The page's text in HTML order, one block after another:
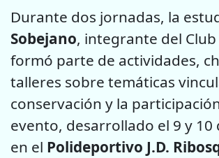
Durante dos jornadas, la
Sobejano, integrante del
formó parte de actividades,
talleres sobre temáticas
conservación y la
evento, desarrollado el 9 y 10
en el Polideportivo J.D.